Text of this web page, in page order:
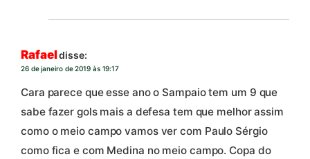
Rafaeldisse:
26 de janeiro de 2019 às 19:17
Cara parece que esse ano o Sampaio tem um 9 que
sabe fazer gols mais a defesa tem que melhor assim
como o meio campo vamos ver com Paulo Sérgio
como fica e com Medina no meio campo. Copa do